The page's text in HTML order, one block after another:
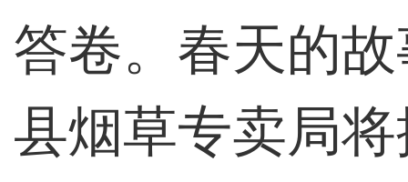
答卷。春天的
县烟草专卖局